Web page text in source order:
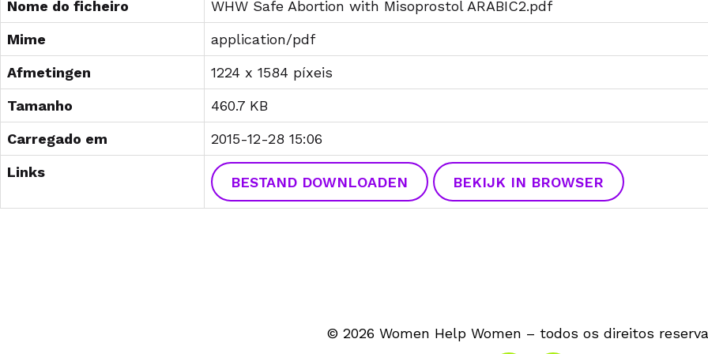
Nome do ficheiro
WHW Safe Abortion with Misoprostol ARABIC2.pdf
Mime
application/pdf
Afmetingen
1224 x 1584 píxeis
Tamanho
460.7 KB
Carregado em
2015-12-28 15:06
Links
BESTAND DOWNLOADEN BEKIJK IN BROWSER
© 2026 Women Help Women – todos os direitos